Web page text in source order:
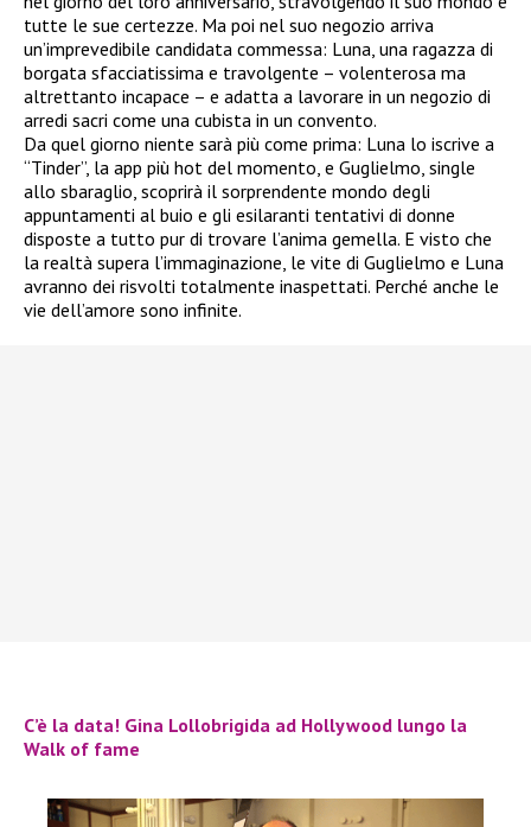
tutte le sue certezze. Ma poi nel suo negozio arriva
un’imprevedibile candidata commessa: Luna, una ragazza di
borgata sfacciatissima e travolgente – volenterosa ma
altrettanto incapace – e adatta a lavorare in un negozio di
arredi sacri come una cubista in un convento.
Da quel giorno niente sarà più come prima: Luna lo iscrive a
“Tinder”, la app più hot del momento, e Guglielmo, single
allo sbaraglio, scoprirà il sorprendente mondo degli
appuntamenti al buio e gli esilaranti tentativi di donne
disposte a tutto pur di trovare l’anima gemella. E visto che
la realtà supera l’immaginazione, le vite di Guglielmo e Luna
avranno dei risvolti totalmente inaspettati. Perché anche le
vie dell’amore sono infinite.
C’è la data! Gina Lollobrigida ad Hollywood lungo la
Walk of fame